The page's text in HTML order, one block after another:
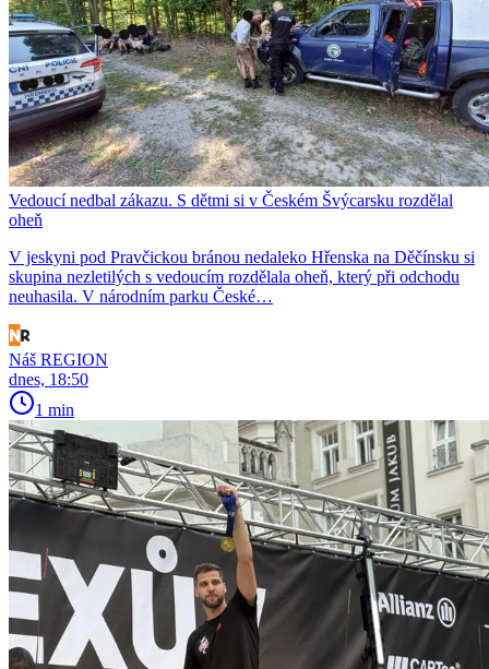
Vedoucí nedbal zákazu. S dětmi si v Českém Švýcarsku rozdělal
oheň
V jeskyni pod Pravčickou bránou nedaleko Hřenska na Děčínsku si
skupina nezletilých s vedoucím rozdělala oheň, který při odchodu
neuhasila. V národním parku České…
Náš REGION
dnes, 18:50
1 min